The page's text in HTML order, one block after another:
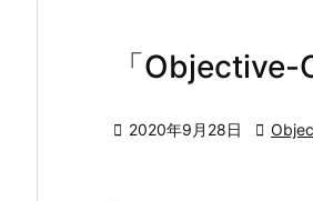
「
 2020年9月28日 